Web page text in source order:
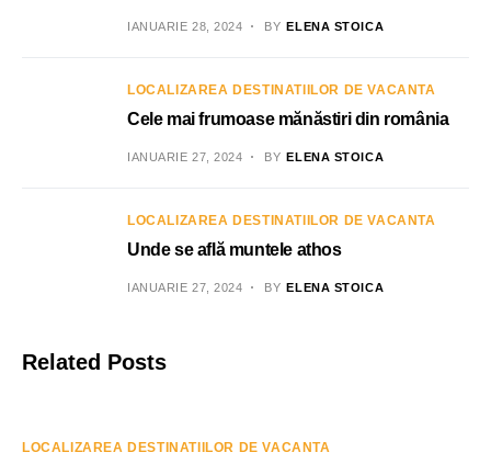
IANUARIE 28, 2024 BY ELENA STOICA
LOCALIZAREA DESTINATIILOR DE VACANTA
Cele mai frumoase mănăstiri din românia
IANUARIE 27, 2024 BY ELENA STOICA
LOCALIZAREA DESTINATIILOR DE VACANTA
Unde se află muntele athos
IANUARIE 27, 2024 BY ELENA STOICA
Related Posts
LOCALIZAREA DESTINATIILOR DE VACANTA